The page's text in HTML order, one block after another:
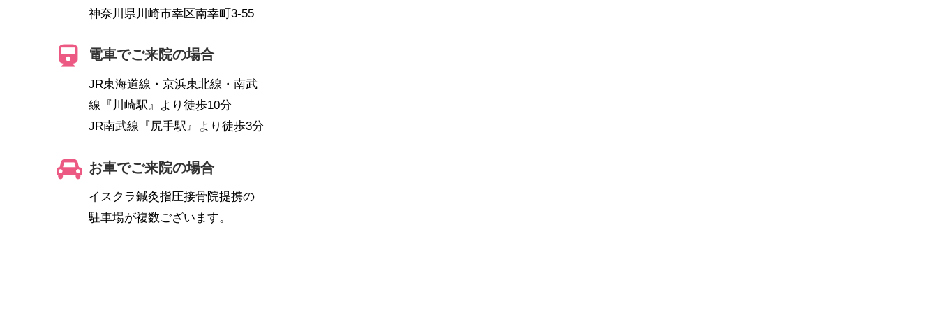
神奈川県川崎市幸区南幸町3-55
電車でご来院の場合
JR東海道線・京浜東北線・南武
線『川崎駅』より徒歩10分
JR南武線『尻手駅』より徒歩3分
お車でご来院の場合
イスクラ鍼灸指圧接骨院提携の
駐車場が複数ございます。